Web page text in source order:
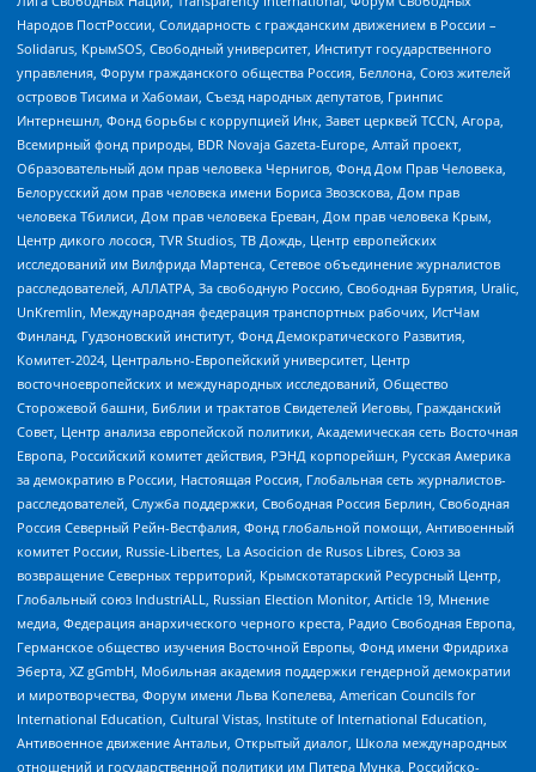
Народов ПостРоссии, Солидарность с гражданским движением в России –
Solidarus, КрымSOS, Свободный университет, Институт государственного
управления, Форум гражданского общества Россия, Беллона, Союз жителей
островов Тисима и Хабомаи, Съезд народных депутатов, Гринпис
Интернешнл, Фонд борьбы с коррупцией Инк, Завет церквей TCCN, Агора,
Всемирный фонд природы, BDR Novaja Gazeta-Europe, Алтай проект,
Образовательный дом прав человека Чернигов, Фонд Дом Прав Человека,
Белорусский дом прав человека имени Бориса Звозскова, Дом прав
человека Тбилиси, Дом прав человека Ереван, Дом прав человека Крым,
Центр дикого лосося, TVR Studios, ТВ Дождь, Центр европейских
исследований им Вилфрида Мартенса, Сетевое объединение журналистов
расследователей, АЛЛАТРА, За свободную Россию, Свободная Бурятия, Uralic,
UnKremlin, Международная федерация транспортных рабочих, ИстЧам
Финланд, Гудзоновский институт, Фонд Демократического Развития,
Комитет-2024, Центрально-Европейский университет, Центр
восточноевропейских и международных исследований, Общество
Сторожевой башни, Библии и трактатов Свидетелей Иеговы, Гражданский
Совет, Центр анализа европейской политики, Академическая сеть Восточная
Европа, Российский комитет действия, РЭНД корпорейшн, Русская Америка
за демократию в России, Настоящая Россия, Глобальная сеть журналистов-
расследователей, Служба поддержки, Свободная Россия Берлин, Свободная
Россия Северный Рейн-Вестфалия, Фонд глобальной помощи, Антивоенный
комитет России, Russie-Libertes, La Asocicion de Rusos Libres, Союз за
возвращение Северных территорий, Крымскотатарский Ресурсный Центр,
Глобальный союз IndustriALL, Russian Election Monitor, Article 19, Мнение
медиа, Федерация анархического черного креста, Радио Свободная Европа,
Германское общество изучения Восточной Европы, Фонд имени Фридриха
Эберта, XZ gGmbH, Мобильная академия поддержки гендерной демократии
и миротворчества, Форум имени Льва Копелева, American Councils for
International Education, Cultural Vistas, Institute of International Education,
Антивоенное движение Антальи, Открытый диалог, Школа международных
отношений и государственной политики им Питера Мунка, Российско-